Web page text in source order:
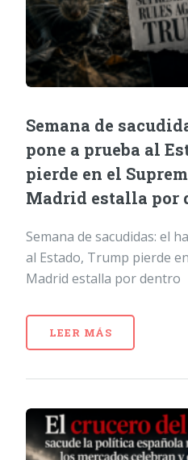
Semana de
pone a prueba al
pierde en el
Madrid estalla por
Semana de sacudidas: el
al Estado, Trump pierde
Madrid estalla por dentro
LEER MÁS